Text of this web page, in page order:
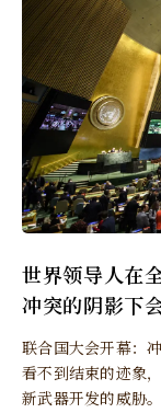
世界领导人在
冲突的阴影下
联合国大会开幕：
看不到结束的迹象
新武器开发的威胁。